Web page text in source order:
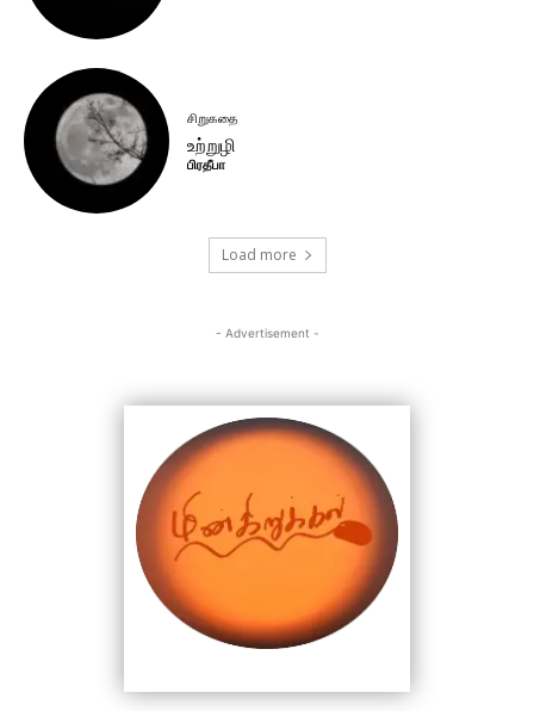
சிறுகதை
உற்றுழி
பிரதீபா
Load more
- Advertisement -